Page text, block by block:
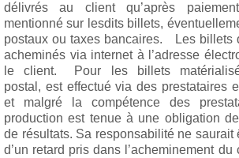
délivrés au client qu’après
mentionné sur lesdits billets,
postaux ou taxes bancaires. Les billets
acheminés via internet à l’adresse
le client. Pour les billets
postal, est effectué via des prestataires
et malgré la compétence des
production est tenue à une obligation
de résultats. Sa responsabilité ne saurait
d’un retard pris dans l’acheminement